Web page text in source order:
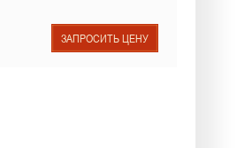
ЗАПРОСИТЬ ЦЕНУ